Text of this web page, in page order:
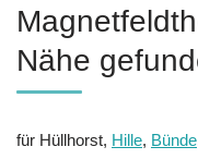
Nähe
für Hüllhorst, Hille, Bünde